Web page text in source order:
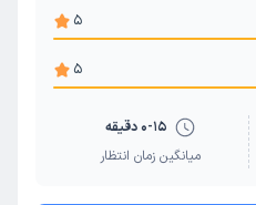
5
5
0-15 دقیقه
میانگین زمان انتظار